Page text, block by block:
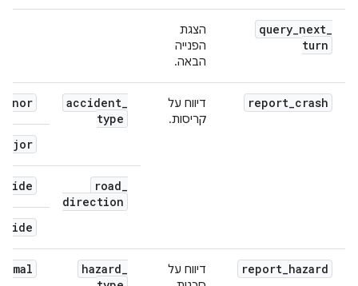
query next
turn
הצגת
הפנייה
הבאה.
report crash
דיווח על
קריסות.
accident
type
major
road
direction
side
side
report hazard
דיווח על
hazard